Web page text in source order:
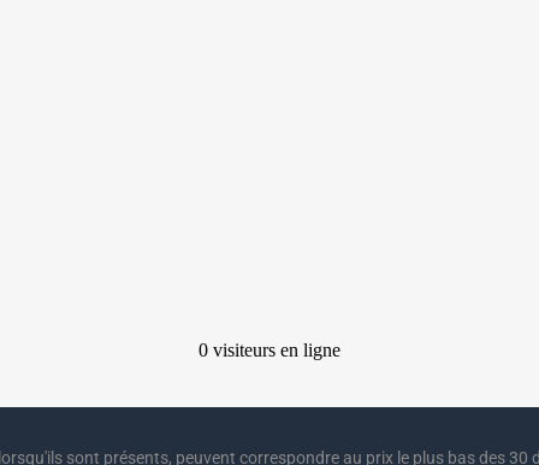
sont présents, peuvent correspondre au prix le plus bas des 30